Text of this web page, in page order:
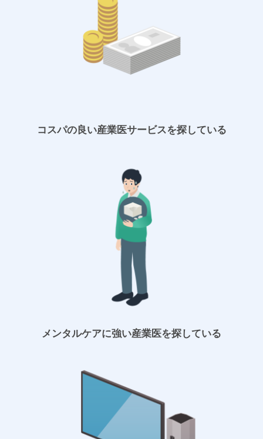
コスパの良い産業医サービスを探している
メンタルケアに強い産業医を探している